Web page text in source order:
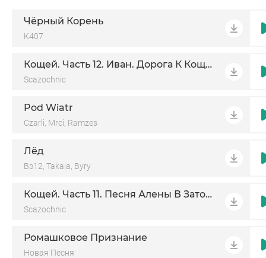
Чёрный Корень
K407
Кощей. Часть 12. Иван. Дорога К Кощею
Scazochnic
Pod Wiatr
Czarli, Mrci, Ramzes
Лёд
Вэ12, Takaia, Byry
Кощей. Часть 11. Песня Алены В Заточении
Scazochnic
Ромашковое Признание
Новая Песня